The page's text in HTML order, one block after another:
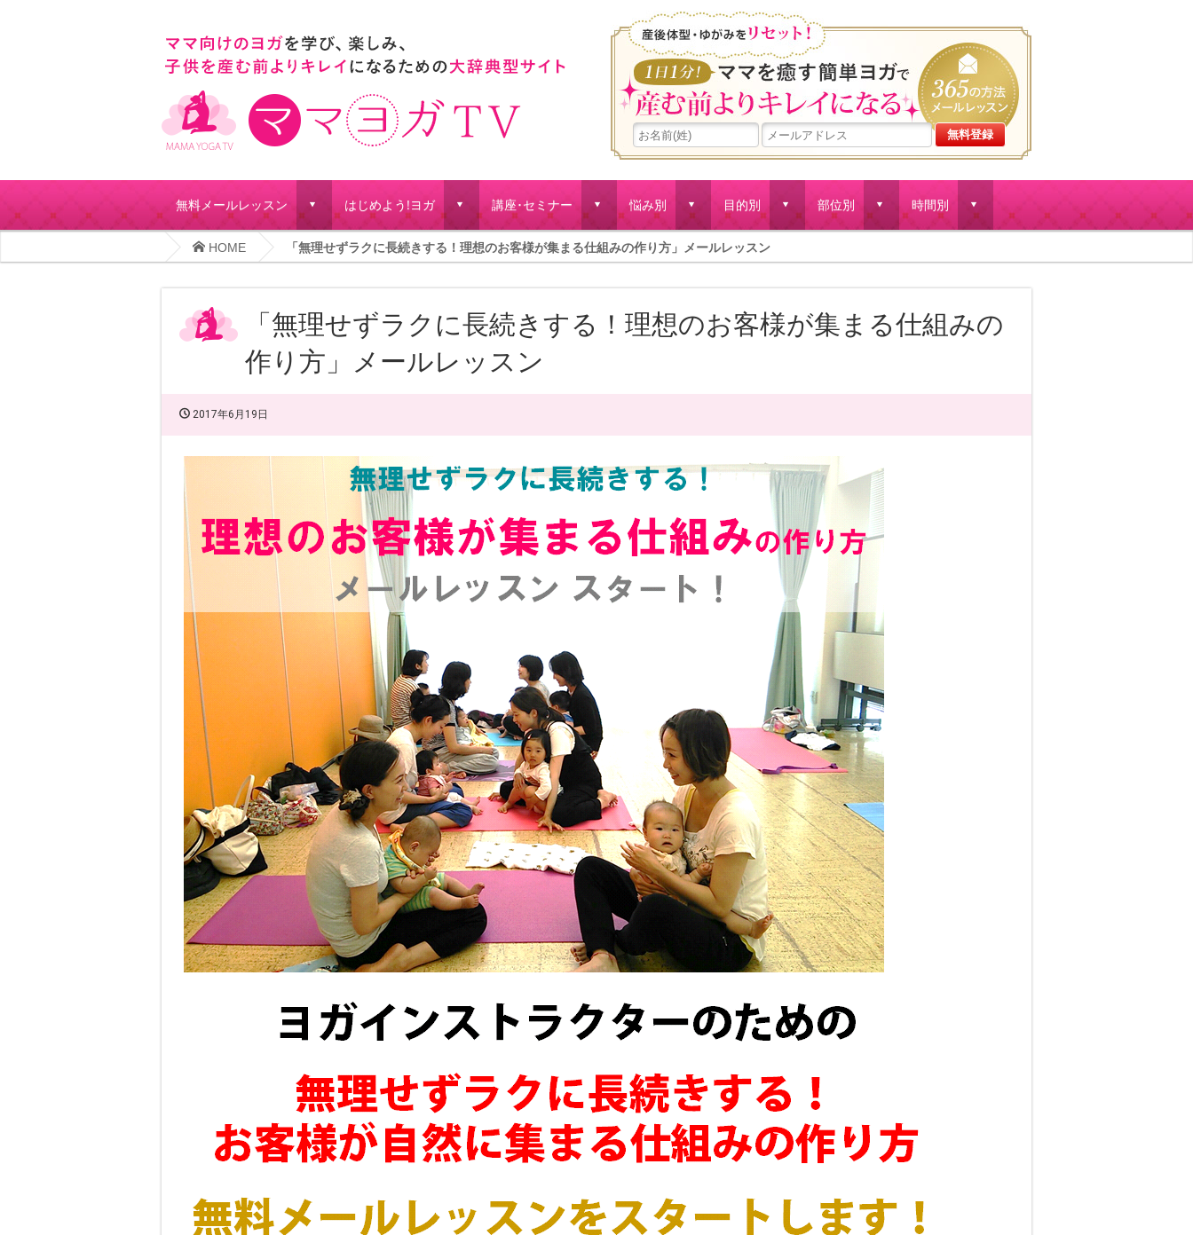
無料メールレッスン d はじめよう!ヨガ d 講座･セミナー d 悩み別 d 目的別 d 部位別 d 時間別 d
HOME 「無理せずラクに長続きする！理想のお客様が集まる仕組みの作り方」メールレッスン
「無理せずラクに長続きする！理想のお客様が集まる仕組みの
作り方」メールレッスン
2017年6月19日